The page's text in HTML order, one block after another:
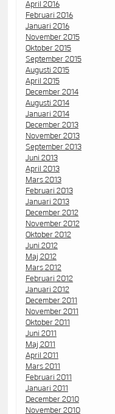
April 2016
Februari 2016
Januari 2016
November 2015
Oktober 2015
September 2015
Augusti 2015
April 2015
December 2014
Augusti 2014
Januari 2014
December 2013
November 2013
September 2013
Juni 2013
April 2013
Mars 2013
Februari 2013
Januari 2013
December 2012
November 2012
Oktober 2012
Juni 2012
Maj 2012
Mars 2012
Februari 2012
Januari 2012
December 2011
November 2011
Oktober 2011
Juni 2011
Maj 2011
April 2011
Mars 2011
Februari 2011
Januari 2011
December 2010
November 2010